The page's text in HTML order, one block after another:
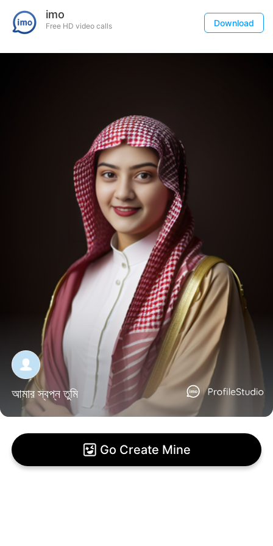
imo
Free HD video calls Download
আমার স্বপ্ন তুমি
Go Create Mine